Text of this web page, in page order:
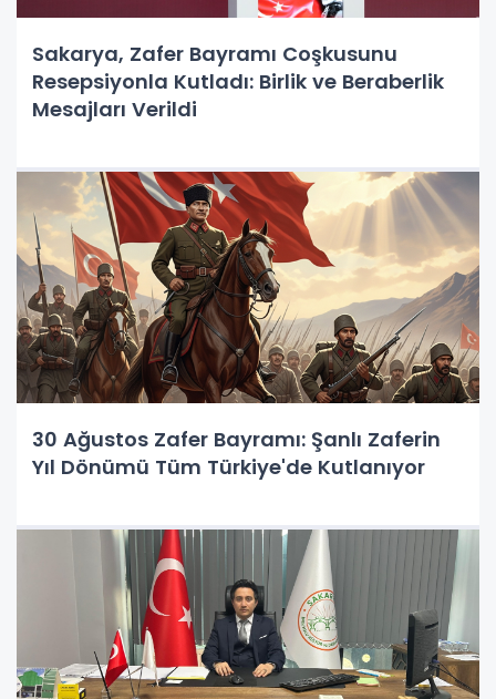
Sakarya, Zafer Bayramı Coşkusunu
Resepsiyonla Kutladı: Birlik ve Beraberlik
Mesajları Verildi
30 Ağustos Zafer Bayramı: Şanlı Zaferin
Yıl Dönümü Tüm Türkiye'de Kutlanıyor